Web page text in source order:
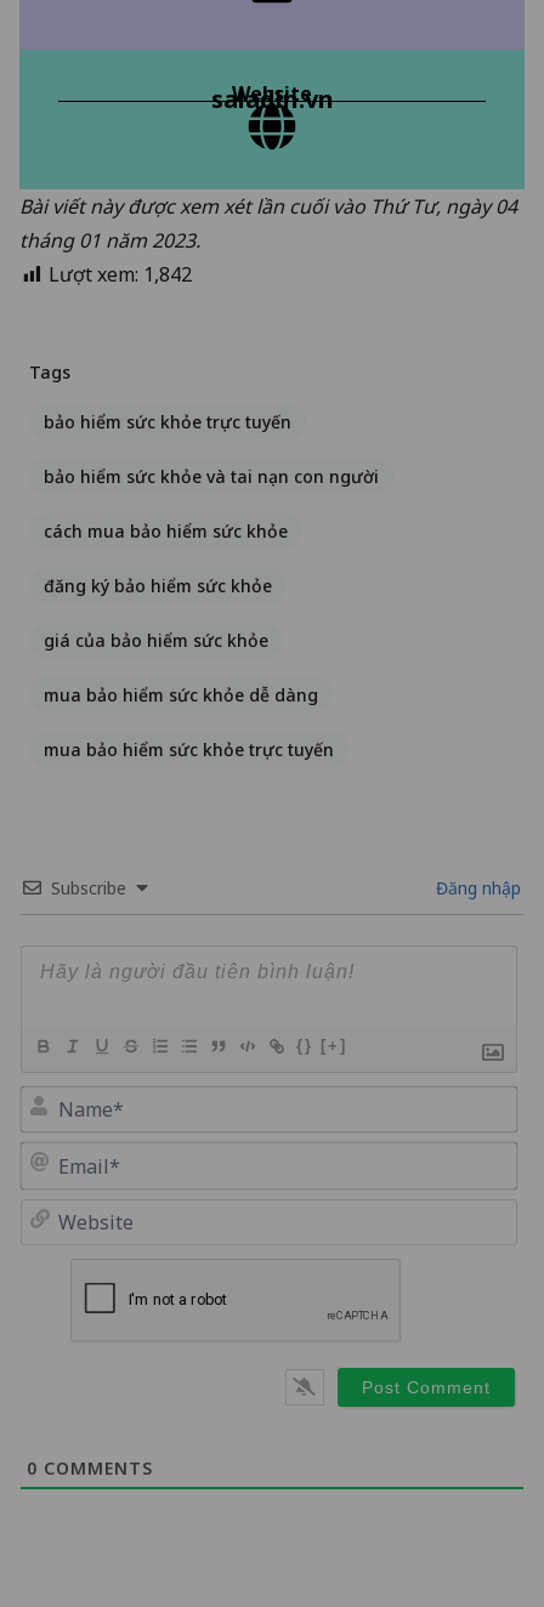
Website
saladin.vn
Bài viết này được xem xét lần cuối vào Thứ Tư, ngày 04
tháng 01 năm 2023.
Lượt xem: 1,842
Tags
bảo hiểm sức khỏe trực tuyến
bảo hiểm sức khỏe và tai nạn con người
cách mua bảo hiểm sức khỏe
đăng ký bảo hiểm sức khỏe
giá của bảo hiểm sức khỏe
mua bảo hiểm sức khỏe dễ dàng
mua bảo hiểm sức khỏe trực tuyến
Subscribe Đăng nhập
{} [+]
0 COMMENTS